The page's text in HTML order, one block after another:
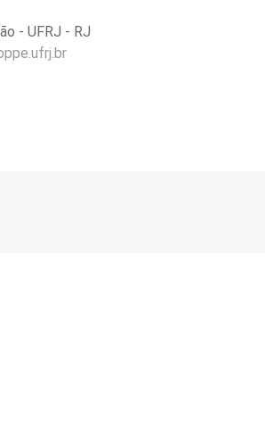
- UFRJ - RJ